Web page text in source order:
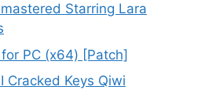
Starring Lara
PC (x64) [Patch]
Cracked Keys Qiwi